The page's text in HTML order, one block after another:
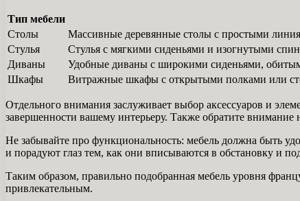
Тип мебели
Столы
Массивные деревянные столы с простыми
Стулья
Стулья с мягкими сиденьями и изогнутыми
Диваны
Удобные диваны с широкими сиденьями,
Шкафы
Витражные шкафы с открытыми полками или
Отдельного внимания заслуживает выбор аксессуаров и
завершенности вашему интерьеру. Также обратите
Не забывайте про функциональность: мебель должна быть
и порадуют глаз тем, как они вписываются в обстановку и
Таким образом, правильно подобранная мебель уровня
привлекательным.